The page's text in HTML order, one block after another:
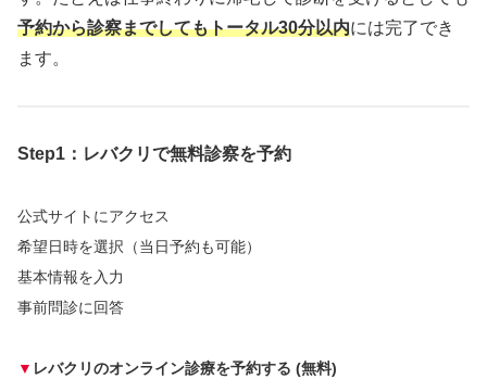
予約から診察までしてもトータル30分以内には完了でき
ます。
Step1：レバクリで無料診察を予約
公式サイトにアクセス
希望日時を選択（当日予約も可能）
基本情報を入力
事前問診に回答
▼ レバクリのオンライン診療を予約する (無料)